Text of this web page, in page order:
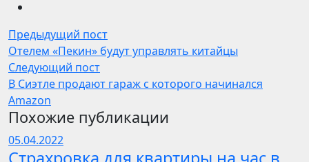
Предыдущий пост
Отелем «Пекин» будут управлять китайцы
Следующий пост
В Сиэтле продают гараж с которого начинался
Amazon
Похожие публикации
05.04.2022